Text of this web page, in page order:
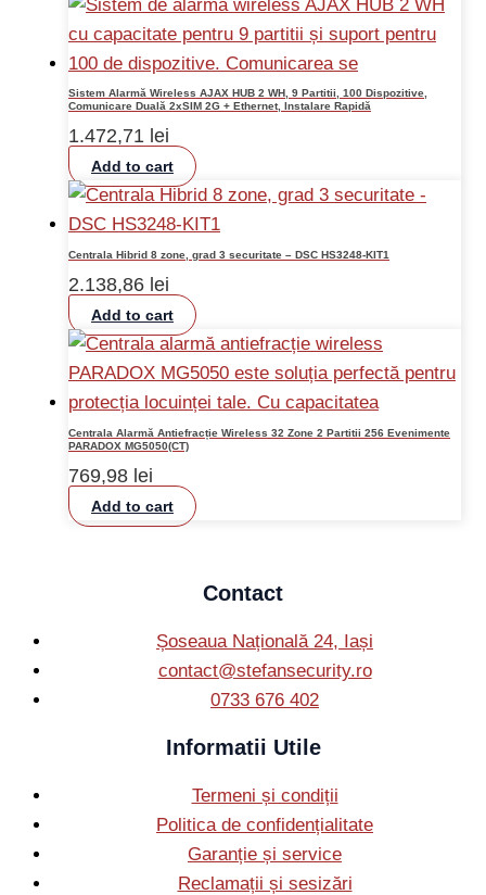
Sistem Alarmă Wireless AJAX HUB 2 WH, 9 Partitii, 100 Dispozitive,
Comunicare Duală 2xSIM 2G + Ethernet, Instalare Rapidă
1.472,71 lei
Add to cart
Centrala Hibrid 8 zone, grad 3 securitate – DSC HS3248-KIT1
2.138,86 lei
Add to cart
Centrala Alarmă Antiefracție Wireless 32 Zone 2 Partitii 256 Evenimente
PARADOX MG5050(CT)
769,98 lei
Add to cart
Contact
Șoseaua Națională 24, Iași
contact@stefansecurity.ro
0733 676 402
Informatii Utile
Termeni și condiții
Politica de confidențialitate
Garanție și service
Reclamații și sesizări